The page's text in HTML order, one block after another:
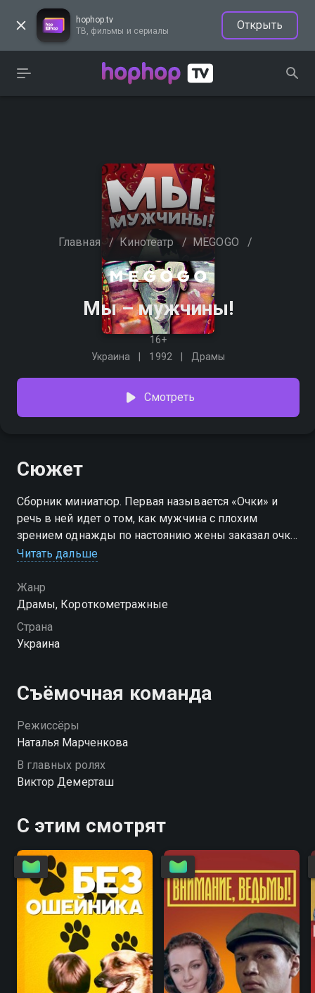
hophop.tv
ТВ, фильмы и сериалы
Открыть
Главная / Кинотеатр / MEGOGO /
Мы – мужчины!
16+
Украина
1992 Драмы
Смотреть
Сюжет
Сборник миниатюр. Первая называется «Очки» и
речь в ней идет о том, как мужчина с плохим
зрением однажды по настоянию жены заказал очки.
К нему вернулось зрение, а вместе с ним
некрасивая у него супруга и как неуютно у них в
доме. В такой ситуации он предпочел не носить очки
и дальше. Миниатюры «Отелло» и «Большие и
маленькие» так же о взаимоотношении мужчин и
женщин.
Читать дальше
Жанр
Драмы, Короткометражные
Страна
Украина
Съёмочная команда
Режиссёры
Наталья Марченкова
В главных ролях
Виктор Демерташ
С этим смотрят